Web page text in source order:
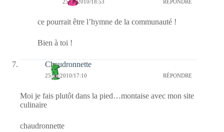
25/09/2010/18:53 RÉPONDRE
ce pourrait être l’hymne de la communauté !
Bien à toi !
Chaudronnette
25/09/2010/17:10 RÉPONDRE
Moi je fais plutôt dans la pied…montaise avec mon site
culinaire
chaudronnette